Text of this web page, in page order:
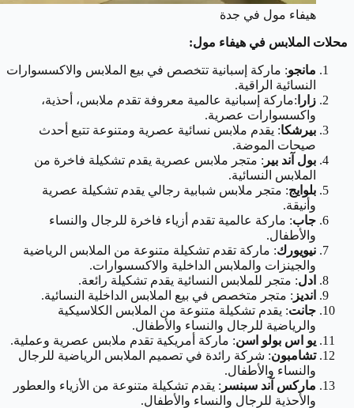
هيفاء مول في جدة
محلات الملابس في هيفاء مول:
مانجو: ماركة إسبانية تتخصص في بيع الملابس والاكسسوارات
النسائية الراقية.
زارا :ماركة إسبانية عالمية معروفة تقدم ملابس، أحذية،
واكسسوارات عصرية.
بيرشكا: يقدم ملابس نسائية عصرية ومتنوعة تتبع أحدث
صيحات الموضة.
بول آند بير : متجر ملابس عصرية يقدم تشكيلة فاخرة من
الملابس النسائية.
بلوايج: متجر ملابس شبابية رجالي يقدم تشكيلة عصرية
وأنيقة.
جاب: ماركة عالمية تقدم أزياء فاخرة للرجال والنساء
والأطفال.
نيويورك: ماركة تقدم تشكيلة متنوعة من الملابس الرياضية
والجينزات والملابس الداخلية والاكسسوارات.
ادل: متجر للملابس النسائية يقدم تشكيلة رائعة.
انديز : متجر متخصص في بيع الملابس الداخلية النسائية.
جانت: يقدم تشكيلة متنوعة من الملابس الكلاسيكية
والرياضية للرجال والنساء والأطفال.
يو اس بولو اسن: ماركة أمريكية تقدم ملابس عصرية وعملية.
تشامبون: شركة رائدة في تصميم الملابس الرياضية للرجال
والنساء والأطفال.
ماركس آند سبنسر : يقدم تشكيلة متنوعة من الأزياء والعطور
والأحذية للرجال والنساء والأطفال.